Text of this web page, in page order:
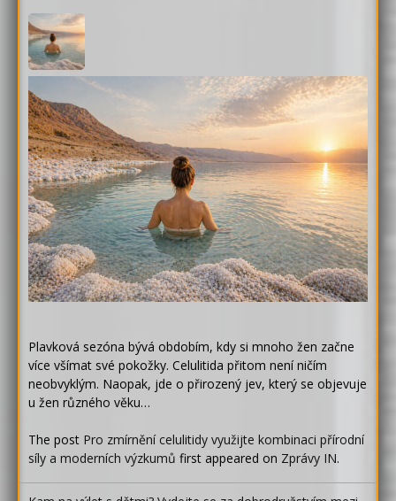
Plavková sezóna bývá obdobím, kdy si mnoho žen začne
více všímat své pokožky. Celulitida přitom není ničím
neobvyklým. Naopak, jde o přirozený jev, který se objevuje
u žen různého věku…
The post Pro zmírnění celulitidy využijte kombinaci přírodní
síly a moderních výzkumů first appeared on Zprávy IN.